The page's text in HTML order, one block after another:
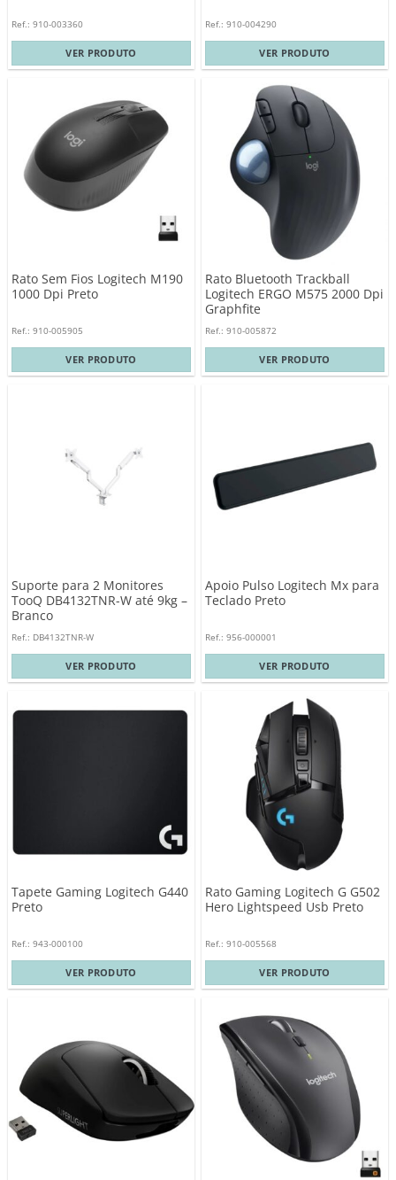
Ref.: 910-003360
VER PRODUTO
Ref.: 910-004290
VER PRODUTO
Rato Sem Fios Logitech M190
1000 Dpi Preto
Ref.: 910-005905
VER PRODUTO
Rato Bluetooth Trackball
Logitech ERGO M575 2000 Dpi
Graphfite
Ref.: 910-005872
VER PRODUTO
Suporte para 2 Monitores
TooQ DB4132TNR-W até 9kg –
Branco
Ref.: DB4132TNR-W
VER PRODUTO
Apoio Pulso Logitech Mx para
Teclado Preto
Ref.: 956-000001
VER PRODUTO
Tapete Gaming Logitech G440
Preto
Ref.: 943-000100
VER PRODUTO
Rato Gaming Logitech G G502
Hero Lightspeed Usb Preto
Ref.: 910-005568
VER PRODUTO